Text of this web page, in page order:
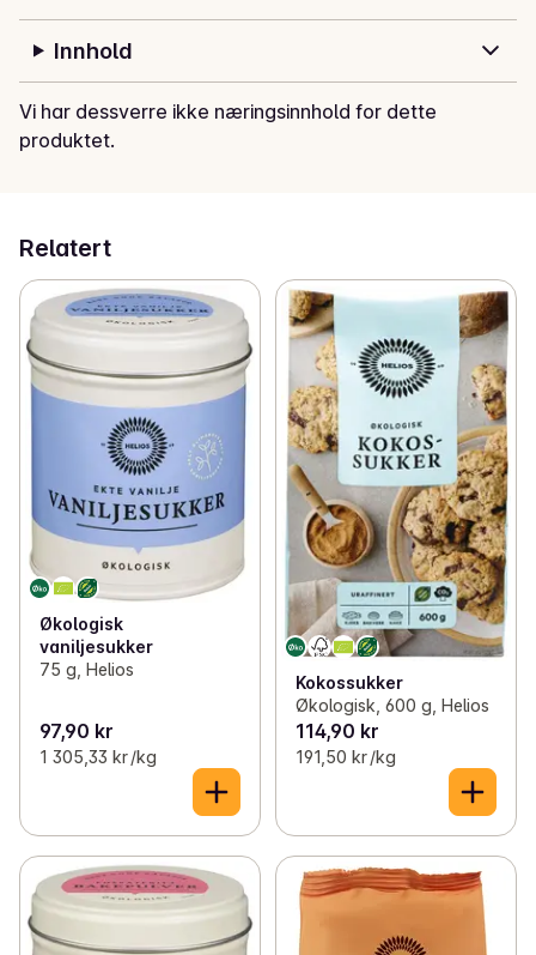
Innhold
Vi har dessverre ikke næringsinnhold for dette
produktet.
Relatert
Økologisk
vaniljesukker
75 g, Helios
97,90 kr
1 305,33 kr /kg
Kokossukker
Økologisk, 600 g, Helios
114,90 kr
191,50 kr /kg